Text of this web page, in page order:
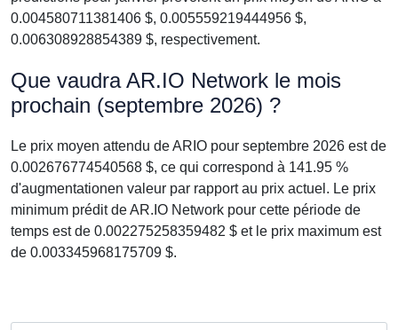
0.004580711381406 $, 0.005559219444956 $,
0.006308928854389 $, respectivement.
Que vaudra AR.IO Network le mois
prochain (septembre 2026) ?
Le prix moyen attendu de ARIO pour septembre 2026 est de
0.002676774540568 $, ce qui correspond à 141.95 %
d'augmentationen valeur par rapport au prix actuel. Le prix
minimum prédit de AR.IO Network pour cette période de
temps est de 0.002275258359482 $ et le prix maximum est
de 0.003345968175709 $.